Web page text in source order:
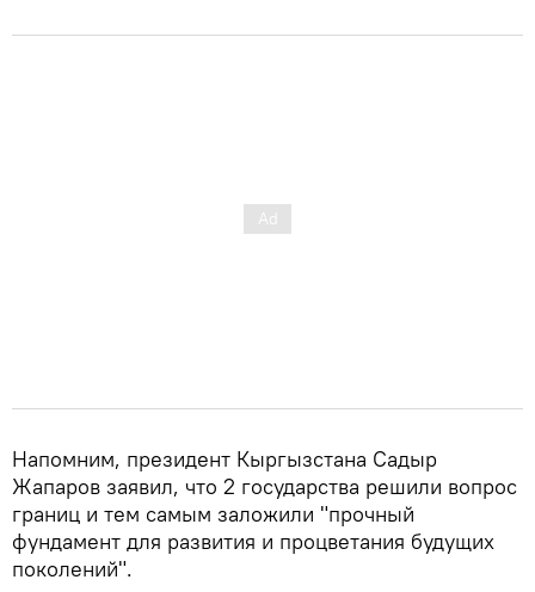
Напомним, президент Кыргызстана Садыр
Жапаров заявил, что 2 государства решили вопрос
границ и тем самым заложили "прочный
фундамент для развития и процветания будущих
поколений".